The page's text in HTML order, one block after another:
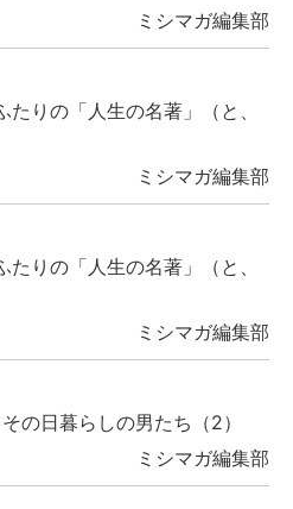
ミシマガ編集部
りの「人生の名著」（と、
ミシマガ編集部
りの「人生の名著」（と、
ミシマガ編集部
日暮らしの男たち（2）
ミシマガ編集部